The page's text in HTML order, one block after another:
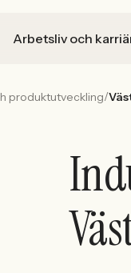
Arbetsliv och
produktutveckling/